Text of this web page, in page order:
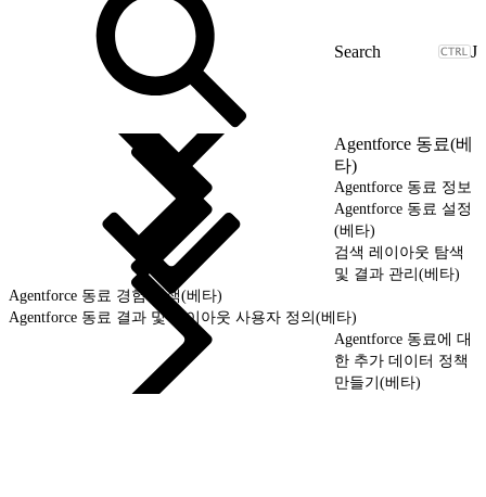
J
Agentforce 동료(베
타)
Agentforce 동료 정보
Agentforce 동료 설정
(베타)
검색 레이아웃 탐색
및 결과 관리(베타)
Agentforce 동료 경험 탐색(베타)
Agentforce 동료 결과 및 레이아웃 사용자 정의(베타)
Agentforce 동료에 대
한 추가 데이터 정책
만들기(베타)